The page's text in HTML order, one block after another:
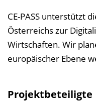
CE-PASS unterstützt
Österreichs zur
Wirtschaften. Wir
europäischer Ebene
Projektbeteiligte